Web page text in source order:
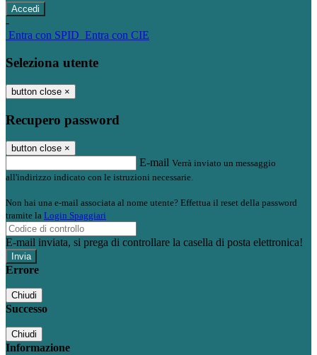
-
Entra con SPID Entra con CIE
Seleziona utente
button close ×
Recupero password
button close ×
E-mail Verrà inviato un messaggio
all'indirizzo indicato con le istruzioni necessarie.
Non hai una e-mail associata al nome utente? Effettua il reset della password
tramite la Login Spaggiari
E-mail inviata, si prega di controllare la casella di posta elettronica!
Errore
Chiudi
Successo
Chiudi
Informazione